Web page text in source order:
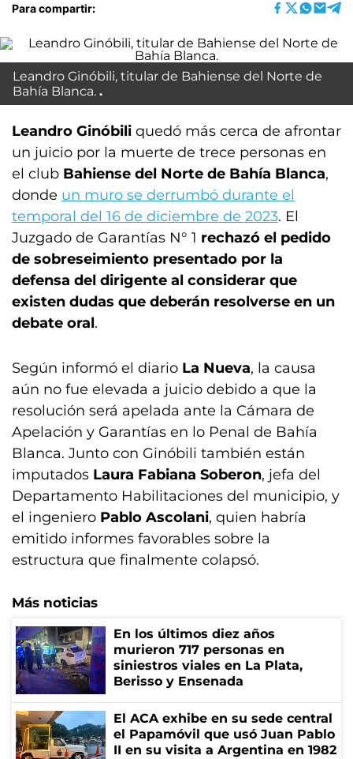
Para compartir:
Leandro Ginóbili, titular de Bahiense del Norte de
Bahía Blanca.
Leandro Ginóbili quedó más cerca de afrontar
un juicio por la muerte de trece personas en
el club Bahiense del Norte de Bahía Blanca,
donde un muro se derrumbó durante el
temporal del 16 de diciembre de 2023. El
Juzgado de Garantías N° 1 rechazó el pedido
de sobreseimiento presentado por la
defensa del dirigente al considerar que
existen dudas que deberán resolverse en un
debate oral.
Según informó el diario La Nueva, la causa
aún no fue elevada a juicio debido a que la
resolución será apelada ante la Cámara de
Apelación y Garantías en lo Penal de Bahía
Blanca. Junto con Ginóbili también están
imputados Laura Fabiana Soberon, jefa del
Departamento Habilitaciones del municipio, y
el ingeniero Pablo Ascolani, quien habría
emitido informes favorables sobre la
estructura que finalmente colapsó.
Más noticias
En los últimos diez años
murieron 717 personas en
siniestros viales en La Plata,
Berisso y Ensenada
El ACA exhibe en su sede central
el Papamóvil que usó Juan Pablo
II en su visita a Argentina en 1982